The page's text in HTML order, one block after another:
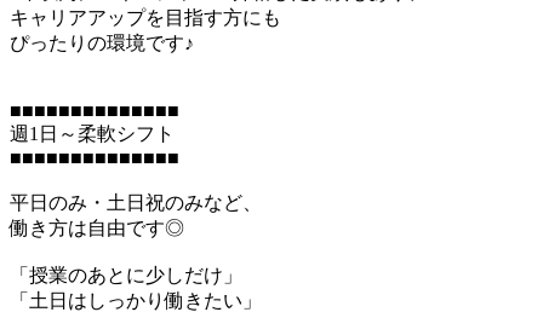
キャリアアップを目指す方にも
ぴったりの環境です♪
■■■■■■■■■■■■■■
週1日～柔軟シフト
■■■■■■■■■■■■■■
平日のみ・土日祝のみなど、
働き方は自由です◎
「授業のあとに少しだけ」
「土日はしっかり働きたい」